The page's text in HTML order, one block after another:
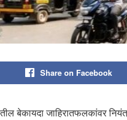
Share on Facebook
बेकायदा जाहिरातफलकांवर